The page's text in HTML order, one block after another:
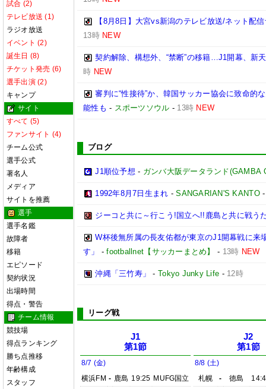
試合 (2)
テレビ放送 (1)
ラジオ放送
イベント (2)
誕生日 (8)
チケット発売 (6)
選手出演 (2)
キャンプ
サイト
すべて (5)
ファンサイト (4)
チーム公式
選手公式
著名人
メディア
サイトを推薦
選手
選手名鑑
故障者
移籍
エピソード
契約状況
出場時間
得点・警告
チーム情報
競技場
得点ランキング
勝ち点推移
年齢構成
スタッフ
【8月8日】大宮vs新潟のテレビ放送/ネット配
13時 NEW
契約解除、構想外、“禁断”の移籍…J1開幕、新
時 NEW
審判に“性接待”か、韓国サッカー協会に致命
能性も - スポーツソウル - 13時 NEW
ブログ
J1順位予想 - ガンバ大阪データランド(GAMBA
1992年8月7日生まれ -SANGARIAN'S KANTO
ジーコと共に～行こう!国立へ!!鹿島と共に戦う
W杯後無所属の長友佑都が東京のJ1開幕戦に来
す」
-footballnet【サッカーまとめ】 - 13時 NEW
沖縄「三竹寿」 - Tokyo Junky Life - 12時
リーグ戦
J1
第1節
8/7 (金)
横浜FM - 鹿島 19:25 MUFG国立
J2
第1節
8/8 (土)
札幌
- 徳島